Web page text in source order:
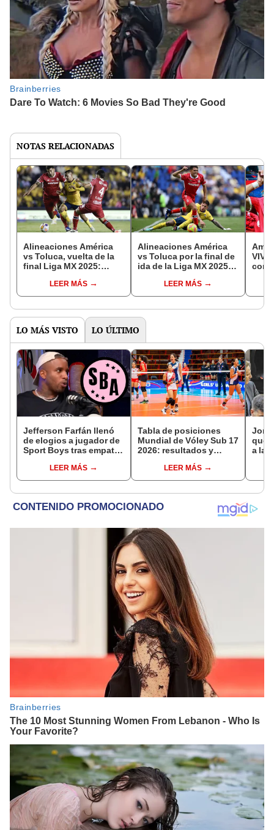
NOTAS RELACIONADAS
Alineaciones América
vs Toluca, vuelta de la
final Liga MX 2025:
pronóstico por el título
del Clausura
LEER MÁS
Alineaciones América
vs Toluca por la final de
ida de la Liga MX 2025:
Águilas y los Diablos?
LEER MÁS
LO MÁS VISTO LO ÚLTIMO
Jefferson Farfán llenó
de elogios a jugador de
Sport Boys tras empate
"Ojalá puedas volver
pronto a tu casa"
LEER MÁS
Tabla de posiciones
Mundial de Vóley Sub 17
2026: resultados y
de gruposLEER MÁS
que
a la